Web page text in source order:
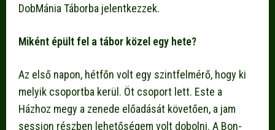
DobMánia Táborba jelentkezzek.
Miként épült fel a tábor közel egy hete?
Az első napon, hétfőn volt egy szintfelmérő, hogy ki
melyik csoportba kerül. Öt csoport lett. Este a
Házhoz megy a zenede előadását követően, a jam
session részben lehetőségem volt dobolni. A Bon-